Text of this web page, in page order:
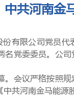
中共河南金
有限公司党员
名党委委员。公
会议严格按照
共河南金马能源